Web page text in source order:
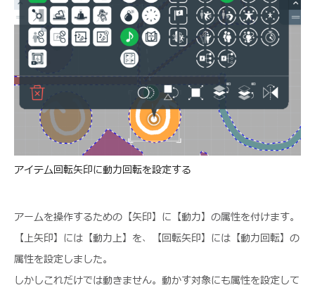
アイテム回転矢印に動力回転を設定する
アームを操作するための【矢印】に【動力】の属性を付けます。
【上矢印】には【動力上】を、【回転矢印】には【動力回転】の
属性を設定しました。
しかしこれだけでは動きません。動かす対象にも属性を設定して